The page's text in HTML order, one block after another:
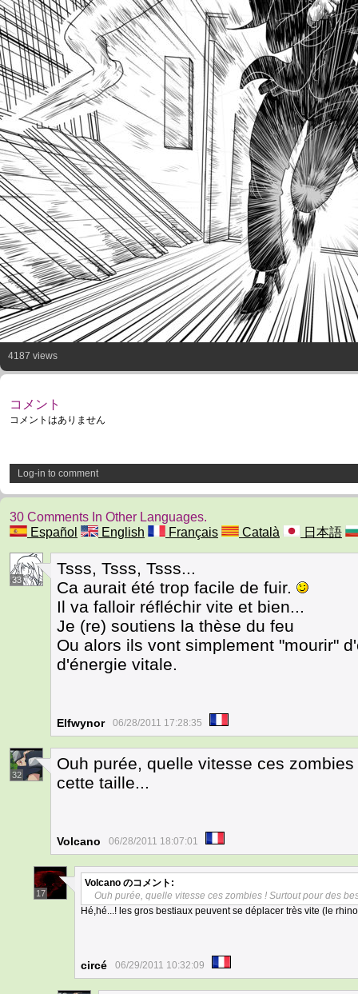
4187 views
コメント
コメントはありません
Log-in to comment
30 Comments In Other Languages.
Español
English Français Català 日本語
33
Tsss, Tsss, Tsss...
Ca aurait été trop facile de fuir.
Il va falloir réfléchir vite et bien...
Je (re) soutiens la thèse du feu
Ou alors ils vont simplement "mourir"
d'énergie vitale.
Elfwynor 06/28/2011 17:28:35
32
Ouh purée, quelle vitesse ces
cette taille...
Volcano 06/28/2011 18:07:01
17
Volcano のコメント:
Ouh purée, quelle vitesse ces zombies ! Surtout pour des
Hé,hé...! les gros bestiaux peuvent se déplacer très vite (le
circé 06/29/2011 10:32:09